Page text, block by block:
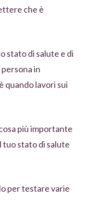
che è
stato di salute e di
in
quando lavori sui
più importante
tuo stato di salute
per testare varie